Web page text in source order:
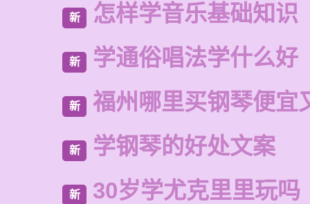
新 怎样学音乐基础知识
新 学通俗唱法学什么好
新 福州哪里买钢琴便宜
新 学钢琴的好处文案
新 30岁学尤克里里玩吗